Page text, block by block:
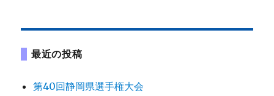
ョ
ン最近の投稿
第40回静岡県選手権大会